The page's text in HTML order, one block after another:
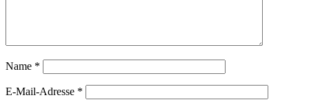
Name *
E-Mail-Adresse *